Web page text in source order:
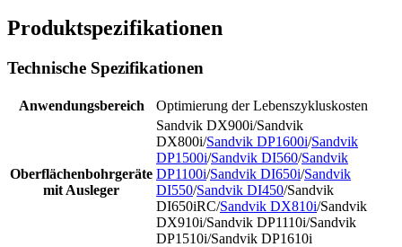
Produktspezifikationen
Technische Spezifikationen
Anwendungsbereich Optimierung der Lebenszykluskosten
Oberflächenbohrgeräte
mit Ausleger
Sandvik DX900i/Sandvik
DX800i/Sandvik DP1600i/Sandvik
DP1500i/Sandvik DI560/Sandvik
DP1100i/Sandvik DI650i/Sandvik
DI550/Sandvik DI450/Sandvik
DI650iRC/Sandvik DX810i/Sandvik
DX910i/Sandvik DP1110i/Sandvik
DP1510i/Sandvik DP1610i